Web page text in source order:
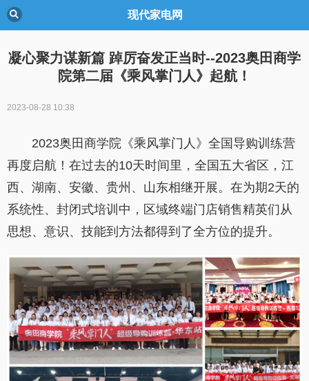
现代家电网
凝心聚力谋新篇 踔厉奋发正当时--2023奥田商学
院第二届《乘风掌门人》起航！
2023-08-28 10:38
2023奥田商学院《乘风掌门人》全国导购训练营
再度启航！在过去的10天时间里，全国五大省区，江
西、湖南、安徽、贵州、山东相继开展。在为期2天的
系统性、封闭式培训中，区域终端门店销售精英们从
思想、意识、技能到方法都得到了全方位的提升。